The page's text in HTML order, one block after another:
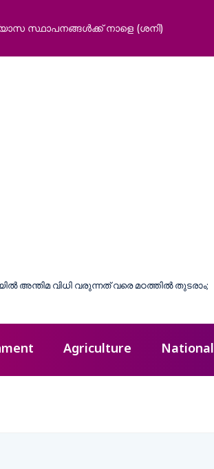
സ്ഥാപനങ്ങൾക്ക് നാളെ (ശനി)
Agriculture National